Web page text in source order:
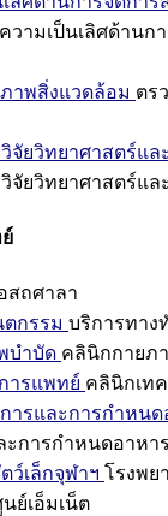
วามเป็นเลิศด้านก
าพสิ่งแวดล้อม ตร
จัยวิทยาศาสตร์แล
จัยวิทยาศาสตร์แล
สถศาลา
กรรม บริการทาง
บำบัด คลินิกกายภ
ารแพทย์ คลินิกเท
ารและการกำหนด
การกำหนดอาหา
ว์เล็กจุฬาฯ โรงพย
ย์เอ็มเน็ต